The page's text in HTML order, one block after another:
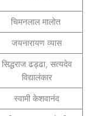
चिमनलाल मालोत
जयनारायण व्यास
सिद्धराज ढड्ढा, सत्यदेव
विद्यालंकार
स्वामी केशवानंद